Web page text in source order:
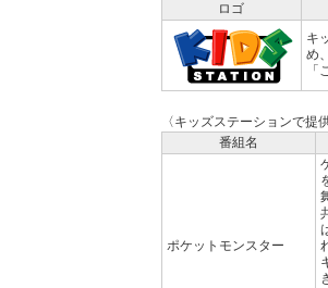
ロゴ
キ
め
〈キッズステーションで提
番組名
ポケットモンスター